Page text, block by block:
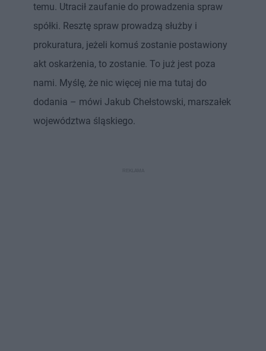
temu. Utracił zaufanie do prowadzenia spraw
spółki. Resztę spraw prowadzą służby i
prokuratura, jeżeli komuś zostanie postawiony
akt oskarżenia, to zostanie. To już jest poza
nami. Myślę, że nic więcej nie ma tutaj do
dodania – mówi Jakub Chełstowski, marszałek
województwa śląskiego.